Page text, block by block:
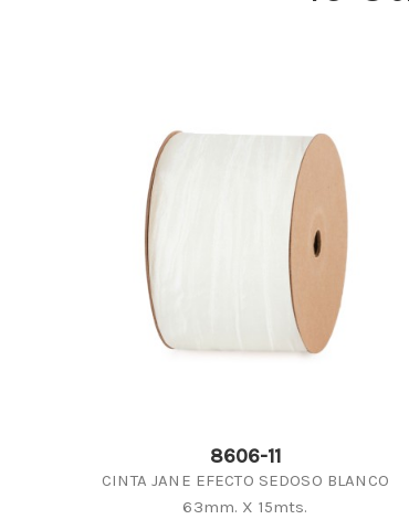
8606-11
CINTA JANE EFECTO SEDOSO BLANCO
63mm. X 15mts.